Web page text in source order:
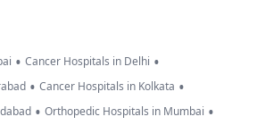
• Cancer Hospitals in Delhi •
• Cancer Hospitals in Kolkata •
• Orthopedic Hospitals in Mumbai •